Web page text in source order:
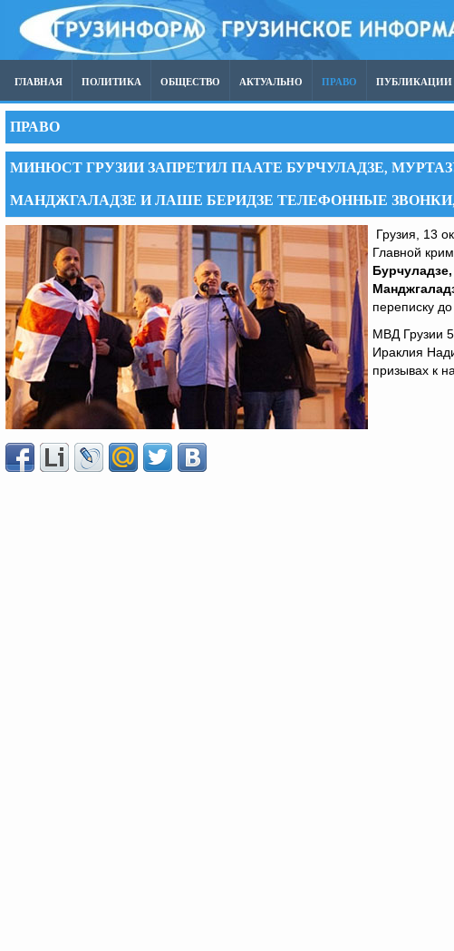
ГЛАВНАЯ ПОЛИТИКА ОБЩЕСТВО АКТУАЛЬНО ПРАВО ПУБЛИКАЦИИ
ПРАВО
МИНЮСТ ГРУЗИИ ЗАПРЕТИЛ ПААТЕ БУРЧУЛАДЗЕ,
МАНДЖГАЛАДЗЕ И ЛАШЕ БЕРИДЗЕ ТЕЛЕФОННЫЕ
Грузия, 13
Главной
переписку
МВД Грузии 5
Ираклия
призывах к